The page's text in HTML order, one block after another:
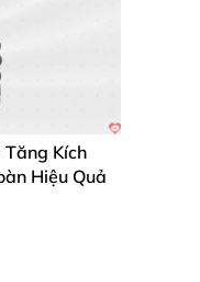
độ
Kích
Hiệu Quả